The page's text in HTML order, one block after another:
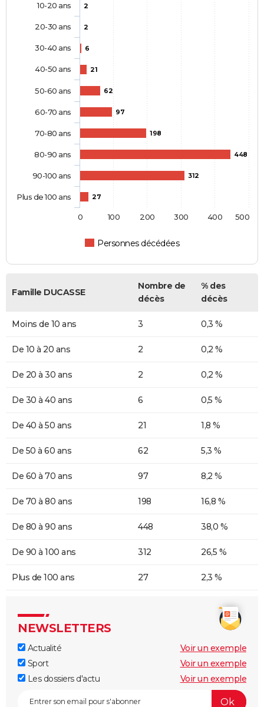
2
2
6
21
62
97
198
448
312
27
Personnes décédées
10-20 ans
20-30 ans
30-40 ans
40-50 ans
50-60 ans
60-70 ans
70-80 ans
80-90 ans
90-100 ans
Plus de 100 ans
0 100 200 300 400 500
Famille DUCASSE
Nombre de
décès
% des
décès
Moins de 10 ans 3 0,3 %
De 10 à 20 ans 2 0,2 %
De 20 à 30 ans 2 0,2 %
De 30 à 40 ans 6 0,5 %
De 40 à 50 ans 21 1,8 %
De 50 à 60 ans 62 5,3 %
De 60 à 70 ans 97 8,2 %
De 70 à 80 ans 198 16,8 %
De 80 à 90 ans 448 38,0 %
De 90 à 100 ans 312 26,5 %
Plus de 100 ans 27 2,3 %
NEWSLETTERS
Actualité
Voir un exemple
Sport
Voir un exemple
Les dossiers d'actu
Voir un exemple